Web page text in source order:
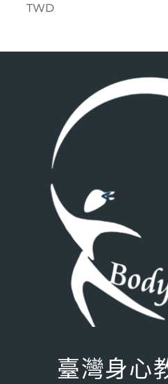
TWD
臺灣身心